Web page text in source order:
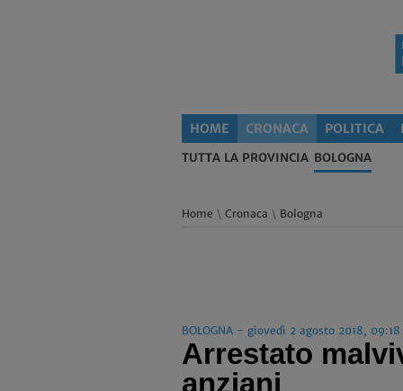
HOME CRONACA POLITICA
TUTTA LA PROVINCIA BOLOGNA
Home \ Cronaca \ Bologna
BOLOGNA - giovedì 2 agosto 2018, 09:18
Arrestato
anziani